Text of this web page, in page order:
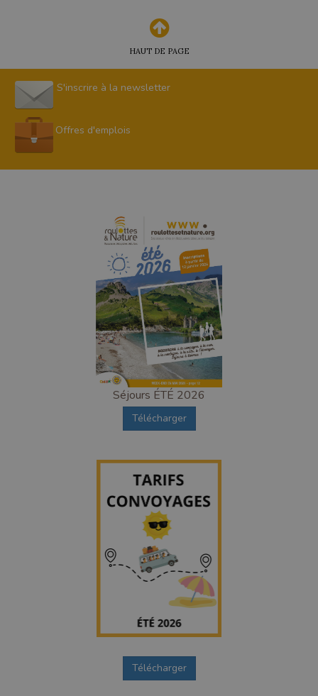
HAUT DE PAGE
S'inscrire à la newsletter
Offres d'emplois
Séjours ÉTÉ 2026
Télécharger
Télécharger